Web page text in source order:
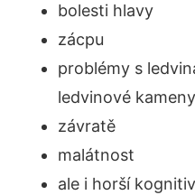
bolesti hlavy
zácpu
problémy s
ledvinové kameny
závratě
malátnost
ale i horší